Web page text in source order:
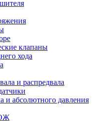
клапаны
хода
и распредвала
и абсолютного давления